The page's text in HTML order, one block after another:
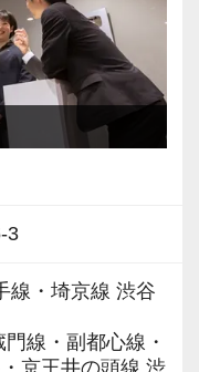
資・税務調査に
問先数2500以
中です。
だく来所型サー
運営しており、
件以上増加！
3
線・埼京線 渋谷
線・副都心線・
京王井の頭線 渋